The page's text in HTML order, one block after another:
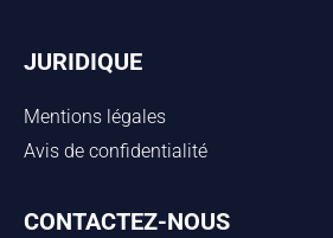
JURIDIQUE
Mentions légales
Avis de confidentialité
CONTACTEZ-NOUS